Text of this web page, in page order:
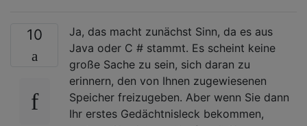
10
Ja, das macht zunächst Sinn, da es aus
Java oder C # stammt. Es scheint keine
große Sache zu sein, sich daran zu
erinnern, den von Ihnen zugewiesenen
Speicher freizugeben. Aber wenn Sie dann
Ihr erstes Gedächtnisleck bekommen,